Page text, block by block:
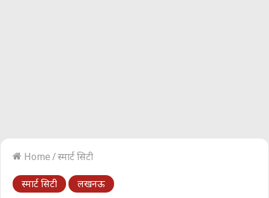
Home/स्मार्ट सिटी
स्मार्ट सिटी लखनऊ